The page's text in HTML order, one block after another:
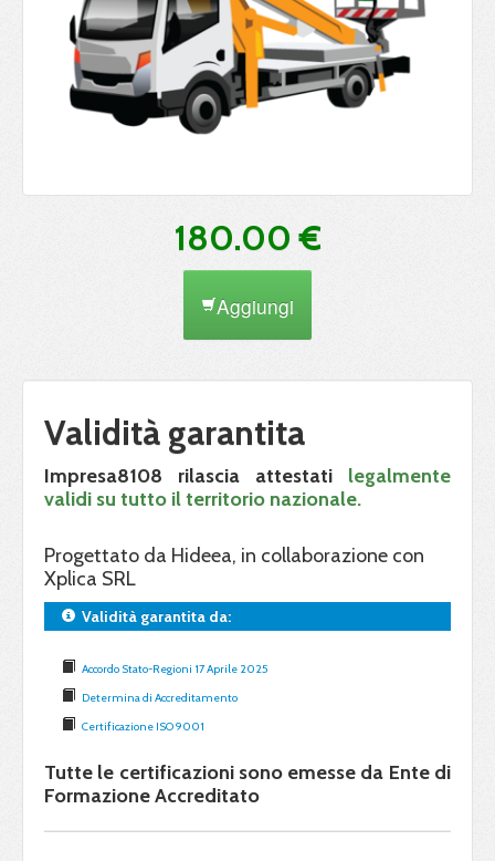
180.00 €
Aggiungi
Validità garantita
Impresa8108 rilascia attestati legalmente
validi su tutto il territorio nazionale.
Progettato da Hideea, in collaborazione con
Xplica SRL
Validità garantita da:
Accordo Stato-Regioni 17 Aprile 2025
Determina di Accreditamento
Certificazione ISO 9001
Tutte le certificazioni sono emesse da Ente di
Formazione Accreditato